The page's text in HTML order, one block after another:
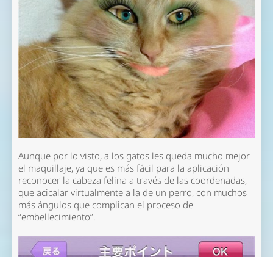
Aunque por lo visto, a los gatos les queda mucho mejor
el maquillaje, ya que es más fácil para la aplicación
reconocer la cabeza felina a través de las coordenadas,
que acicalar virtualmente a la de un perro, con muchos
más ángulos que complican el proceso de
“embellecimiento”.